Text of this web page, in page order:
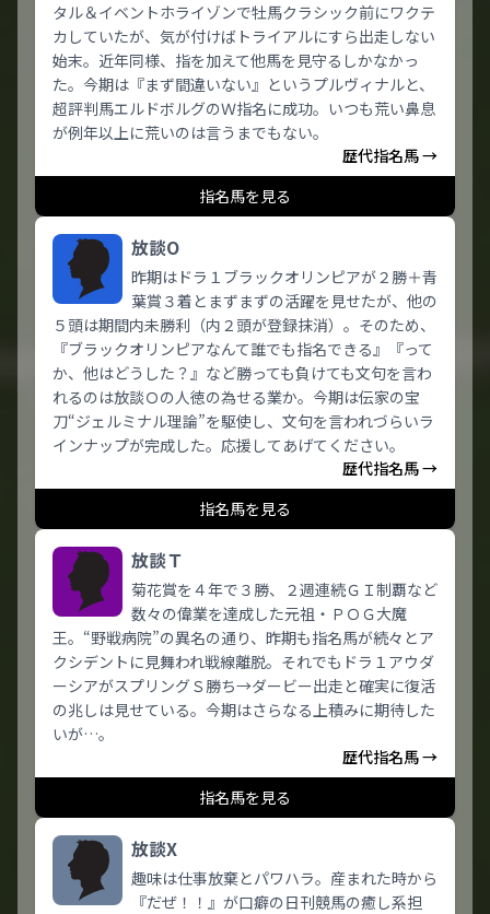
タル＆イベントホライゾンで牡馬クラシック前にワクテ
カしていたが、気が付けばトライアルにすら出走しない
始末。近年同様、指を加えて他馬を見守るしかなかっ
た。今期は『まず間違いない』というプルヴィナルと、
超評判馬エルドボルグのＷ指名に成功。いつも荒い鼻息
が例年以上に荒いのは言うまでもない。
歴代指名馬 →
指名馬を見る
放談O
昨期はドラ１ブラックオリンピアが２勝＋青
葉賞３着とまずまずの活躍を見せたが、他の
５頭は期間内未勝利（内２頭が登録抹消）。そのため、
『ブラックオリンピアなんて誰でも指名できる』『って
か、他はどうした？』など勝っても負けても文句を言わ
れるのは放談Ｏの人徳の為せる業か。今期は伝家の宝
刀“ジェルミナル理論”を駆使し、文句を言われづらいラ
インナップが完成した。応援してあげてください。
歴代指名馬 →
指名馬を見る
放談Ｔ
菊花賞を４年で３勝、２週連続ＧＩ制覇など
数々の偉業を達成した元祖・ＰＯＧ大魔
王。“野戦病院”の異名の通り、昨期も指名馬が続々とア
クシデントに見舞われ戦線離脱。それでもドラ１アウダ
ーシアがスプリングＳ勝ち→ダービー出走と確実に復活
の兆しは見せている。今期はさらなる上積みに期待した
いが…。
歴代指名馬 →
指名馬を見る
放談X
趣味は仕事放棄とパワハラ。産まれた時から
『だぜ！！』が口癖の日刊競馬の癒し系担